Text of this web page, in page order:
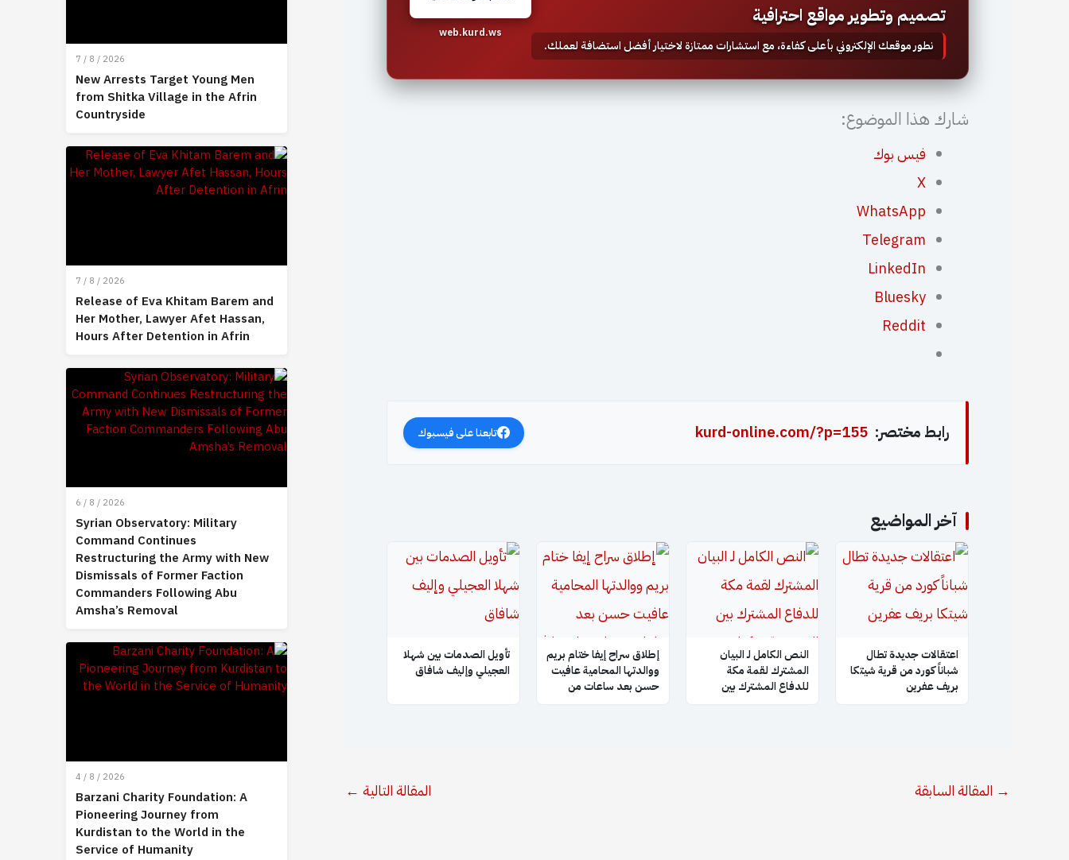
تصميم وتطوير مواقع احترافية
نطور موقعك الإلكتروني بأعلى كفاءة، مع استشارات ممتازة لاختيار أفضل استضافة لعملك.
web.kurd.ws
شارك هذا الموضوع:
فيس بوك
X
WhatsApp
Telegram
LinkedIn
Bluesky
Reddit
رابط مختصر: kurd-online.com/?p=155 تابعنا على فيسبوك
آخر المواضيع
اعتقالات جديدة تطال
شباناً كورد من قرية شيتكا
بريف عفرين
النص الكامل لـ البيان
المشترك لقمة مكة
للدفاع المشترك بين
إطلاق سراح إيفا ختام بريم
ووالدتها المحامية عافيت
حسن بعد ساعات من
تأويل الصدمات بين شهلا
العجيلي وإليف شافاق
→ المقالة السابقة المقالة التالية ←
7 / 8 / 2026
New Arrests Target Young Men
from Shitka Village in the Afrin
Countryside
7 / 8 / 2026
Release of Eva Khitam Barem and
Her Mother, Lawyer Afet Hassan,
Hours After Detention in Afrin
6 / 8 / 2026
Syrian Observatory: Military
Command Continues
Restructuring the Army with New
Dismissals of Former Faction
Commanders Following Abu
Amsha’s Removal
4 / 8 / 2026
Barzani Charity Foundation: A
Pioneering Journey from
Kurdistan to the World in the
Service of Humanity